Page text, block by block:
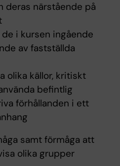
deras närstående på
i kursen ingående
av fastställda
olika källor, kritiskt
befintlig
förhållanden i ett
samt förmåga att
olika grupper